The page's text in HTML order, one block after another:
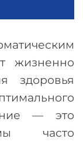
жизненно
здоровья
—это
часто